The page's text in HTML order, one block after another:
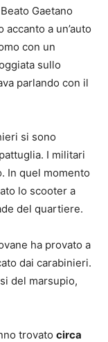
Gaetano
a un’auto
con un
sullo
parlando con il
si sono
I militari
In quel momento
lo scooter a
del quartiere.
ha provato a
dai carabinieri.
del marsupio,
trovato circa